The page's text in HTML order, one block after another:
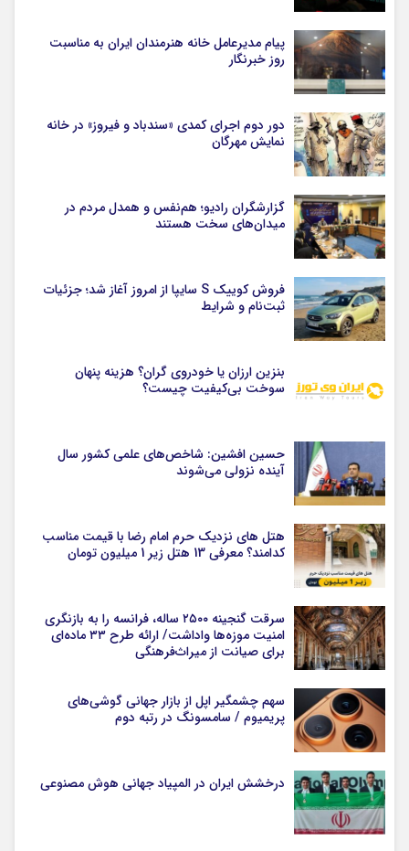
پیام مدیرعامل خانه هنرمندان ایران به مناسبت
روز خبرنگار
دور دوم اجرای کمدی «سندباد و فیروز» در خانه
نمایش مهرگان
گزارشگران رادیو؛ هم‌نفس و همدل مردم در
میدان‌های سخت هستند
فروش کوییک S سایپا از امروز آغاز شد؛ جزئیات
ثبت‌نام و شرایط
بنزین ارزان یا خودروی گران؟ هزینه پنهان
سوخت بی‌کیفیت چیست؟
حسین افشین: شاخص‌های علمی کشور سال
آینده نزولی می‌شوند
هتل های نزدیک حرم امام رضا با قیمت مناسب
کدامند؟ معرفی 13 هتل زیر 1 میلیون تومان
سرقت گنجینه ۲۵۰۰ ساله، فرانسه را به بازنگری
امنیت موزه‌ها واداشت/ ارائه طرح ۳۳ ماده‌ای
برای صیانت از میراث‌فرهنگی
سهم چشمگیر اپل از بازار جهانی گوشی‌های
پریمیوم / سامسونگ در رتبه دوم
درخشش ایران در المپیاد جهانی هوش مصنوعی